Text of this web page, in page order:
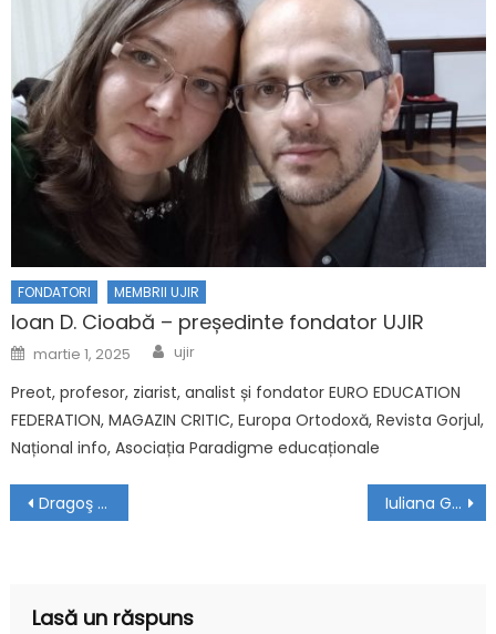
FONDATORI MEMBRII UJIR
Ioan D. Cioabă – președinte fondator UJIR
Posted on
martie 1, 2025 Author
ujir
Preot, profesor, ziarist, analist și fondator EURO EDUCATION
FEDERATION, MAGAZIN CRITIC, Europa Ortodoxă, Revista Gorjul,
Național info, Asociația Paradigme educaționale
Navigare în articole
Dragoş Popa – Membru corespondent UJIR Iuliana Gorea-Costin – Membru de Onoare UJIR
Lasă un răspuns